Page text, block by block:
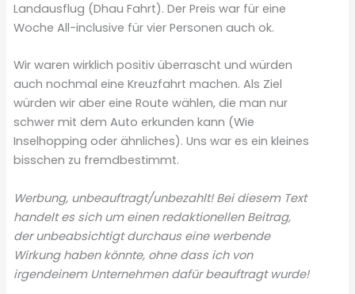
Landausflug (Dhau Fahrt). Der Preis war für eine
Woche All-inclusive für vier Personen auch ok.
Wir waren wirklich positiv überrascht und würden
auch nochmal eine Kreuzfahrt machen. Als Ziel
würden wir aber eine Route wählen, die man nur
schwer mit dem Auto erkunden kann (Wie
Inselhopping oder ähnliches). Uns war es ein kleines
bisschen zu fremdbestimmt.
Werbung, unbeauftragt/unbezahlt! Bei diesem Text
handelt es sich um einen redaktionellen Beitrag,
der unbeabsichtigt durchaus eine werbende
Wirkung haben könnte, ohne dass ich von
irgendeinem Unternehmen dafür beauftragt wurde!